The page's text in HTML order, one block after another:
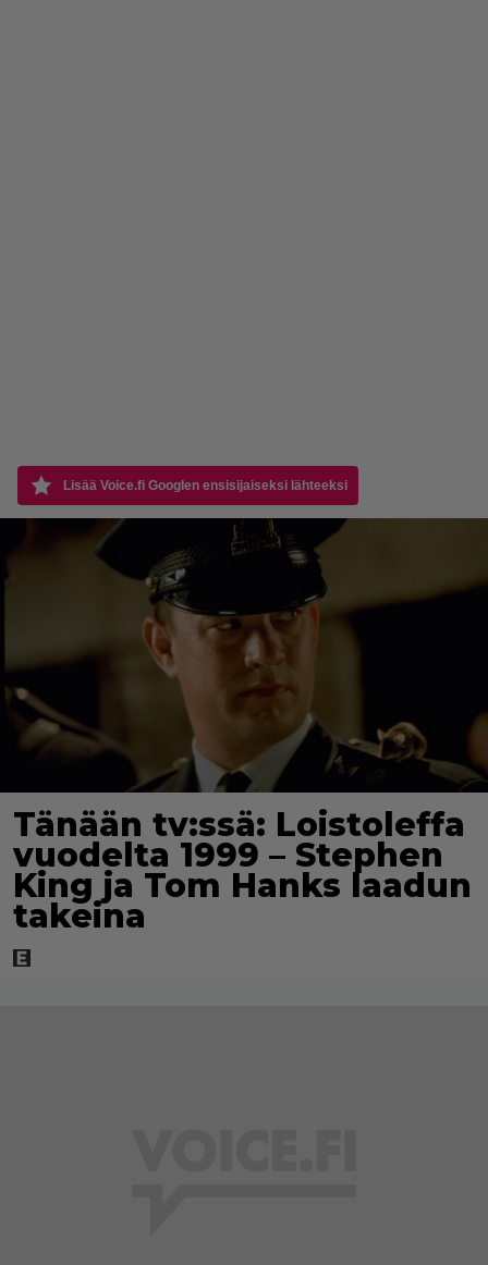
Lisää Voice.fi Googlen ensisijaiseksi lähteeksi
Tänään tv:ssä: Loistoleffa
vuodelta 1999 – Stephen
King ja Tom Hanks laadun
takeina